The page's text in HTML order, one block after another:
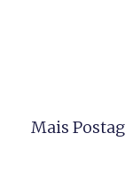
Mais